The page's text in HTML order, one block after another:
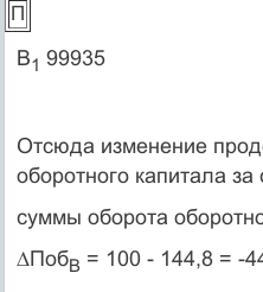
П
В1 99935
Отсюда изменение
оборотного капитала за
суммы оборота
∆ПобВ = 100 - 144,8 = -